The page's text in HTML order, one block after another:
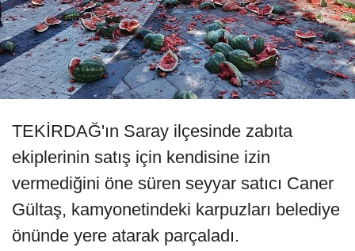
TEKİRDAĞ'ın Saray ilçesinde zabıta
ekiplerinin satış için kendisine izin
vermediğini öne süren seyyar satıcı Caner
Gültaş, kamyonetindeki karpuzları belediye
önünde yere atarak parçaladı.